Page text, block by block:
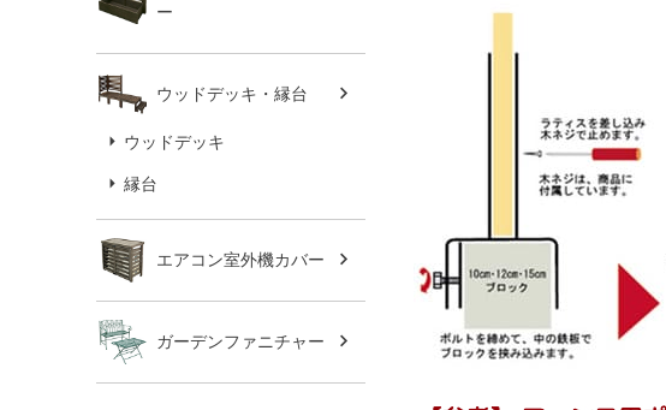
ー
ウッドデッキ・縁台
ウッドデッキ
縁台
エアコン室外機カバー
ガーデンファニチャー